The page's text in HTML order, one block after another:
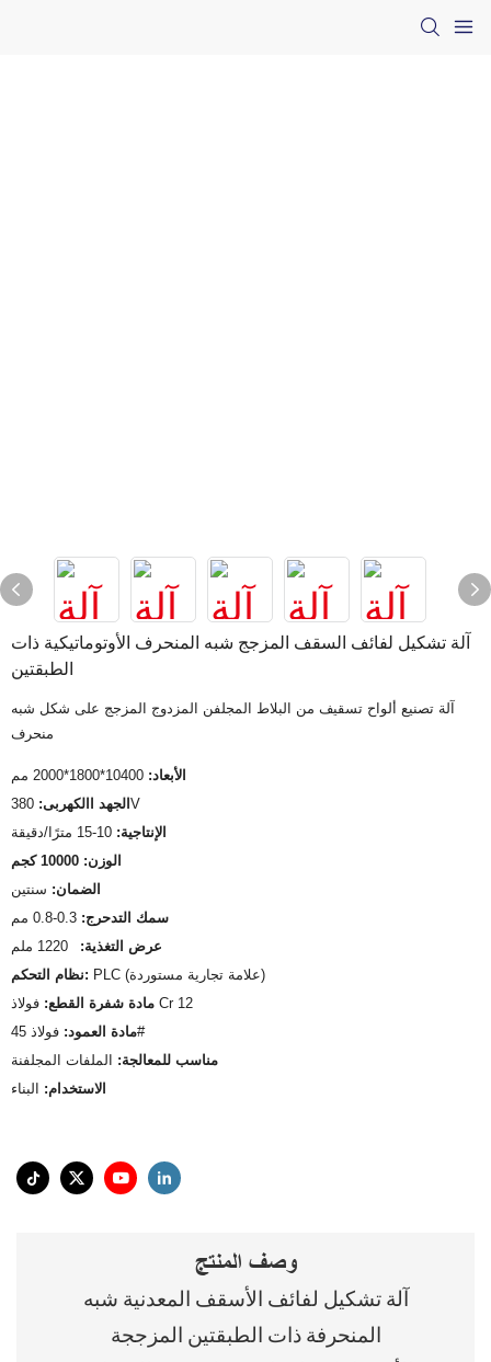
آلة تشكيل لفائف السقف المزجج شبه المنحرف الأوتوماتيكية ذات
الطبقتين
آلة تصنيع ألواح تسقيف من البلاط المجلفن المزدوج المزجج على شكل شبه
منحرف
الأبعاد:
الجهد االكهربى: 380V
الإنتاجية:
الوزن: 10000 كجم
الضمان: سنتين
سمك التدحرج:
عرض التغذية:
نظام التحكم:
PLC (علامة تجارية مستوردة)
مادة شفرة القطع: فولاذ Cr 12
مادة العمود:فولاذ 45#
مناسب للمعالجة: الملفات المجلفنة
الاستخدام: البناء
وصف المنتج
آلة تشكيل لفائف الأسقف المعدنية شبه
المنحرفة ذات الطبقتين المزججة